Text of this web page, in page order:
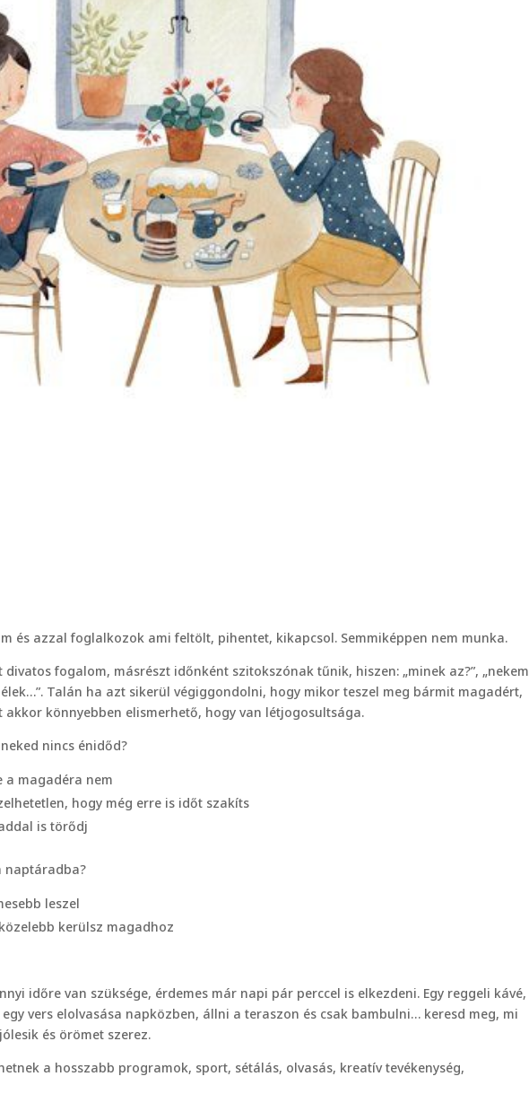
és azzal foglalkozok ami feltölt, pihentet, kikapcsol. Semmiképpen nem munka.
divatos fogalom, másrészt időnként szitokszónak tűnik, hiszen: „minek az?”, „nekem
Talán ha azt sikerül végiggondolni, hogy mikor teszel meg bármit magadért,
könnyebben elismerhető, hogy van létjogosultsága.
nincs énidőd?
a magadéra nem
hogy még erre is időt szakíts
is törődj
naptáradba?
leszel
kerülsz magadhoz
időre van szüksége, érdemes már napi pár perccel is elkezdeni. Egy reggeli kávé,
vers elolvasása napközben, állni a teraszon és csak bambulni… keresd meg, mi
és örömet szerez.
a hosszabb programok, sport, sétálás, olvasás, kreatív tevékenység,